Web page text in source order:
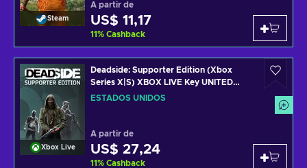
Steam
A partir de
US$ 11,17
11% Cashback
Xbox Live
Deadside: Supporter Edition (Xbox
Series X|S) XBOX LIVE Key UNITED
STATES
ESTADOS UNIDOS
A partir de
US$ 27,24
11% Cashback